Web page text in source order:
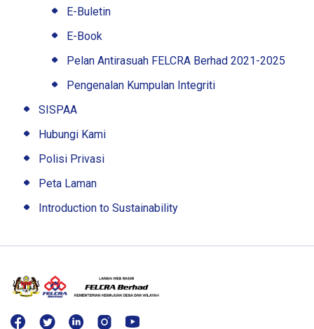
E-Buletin
E-Book
Pelan Antirasuah FELCRA Berhad 2021-2025
Pengenalan Kumpulan Integriti
SISPAA
Hubungi Kami
Polisi Privasi
Peta Laman
Introduction to Sustainability